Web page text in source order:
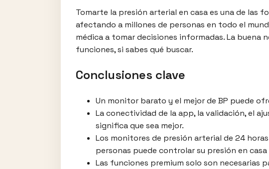
Tomarte la presión arterial en casa es una de las
afectando a millones de personas en todo el
médica a tomar decisiones informadas. La
funciones, si sabes qué buscar.
Conclusiones clave
Un monitor barato y el mejor de BP puede
La conectividad de la app, la validación, el
significa que sea mejor.
Los monitores de presión arterial de 24
personas puede controlar su presión en
Las funciones premium solo son necesarias